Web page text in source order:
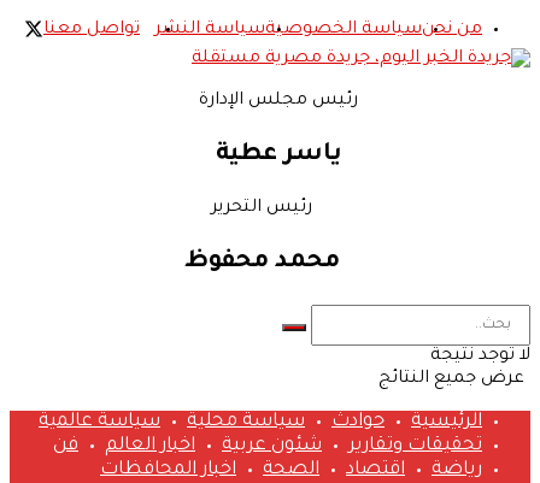
من نحنسياسة الخصوصيةسياسة النشر تواصل معنا
رئيس مجلس الإدارة
ياسر عطية
رئيس التحرير
محمد محفوظ
لا توجد نتيجة
عرض جميع النتائج
الرئيسية حوادث سياسة محلية
سياسة عالمية
تحقيقات وتقارير
شئون عربية اخبار العالم
فن
رياضة
اقتصاد الصحة
اخبار المحافظات